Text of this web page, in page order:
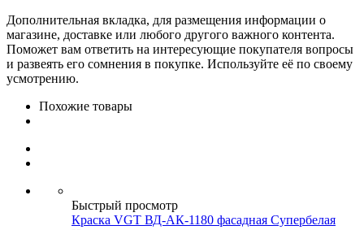
Дополнительная вкладка, для размещения информации о
магазине, доставке или любого другого важного контента.
Поможет вам ответить на интересующие покупателя вопросы
и развеять его сомнения в покупке. Используйте её по своему
усмотрению.
Похожие товары
Быстрый просмотр
Краска VGT ВД-АК-1180 фасадная Супербелая